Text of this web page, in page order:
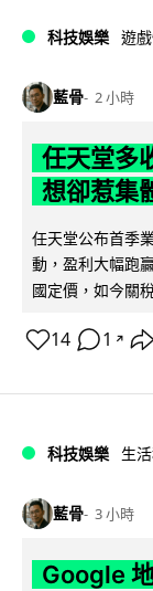
科技娛樂 遊
藍骨 2 小時
任天堂多
想卻惹集
任天堂公布首季
動，盈利大幅跑
國定價，如今關
14 1 ↗
科技娛樂 生
藍骨 3 小時
Google